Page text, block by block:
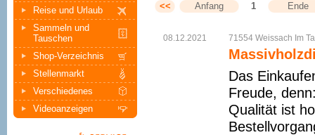
<< Anfang 1 Ende
08.12.2021 71554 Weissach Im
Das
Freude,
Qualität ist
Reise und Urlaub
Sammeln und
Tauschen
Shop-Verzeichnis
Stellenmarkt
Verschiedenes
Videoanzeigen